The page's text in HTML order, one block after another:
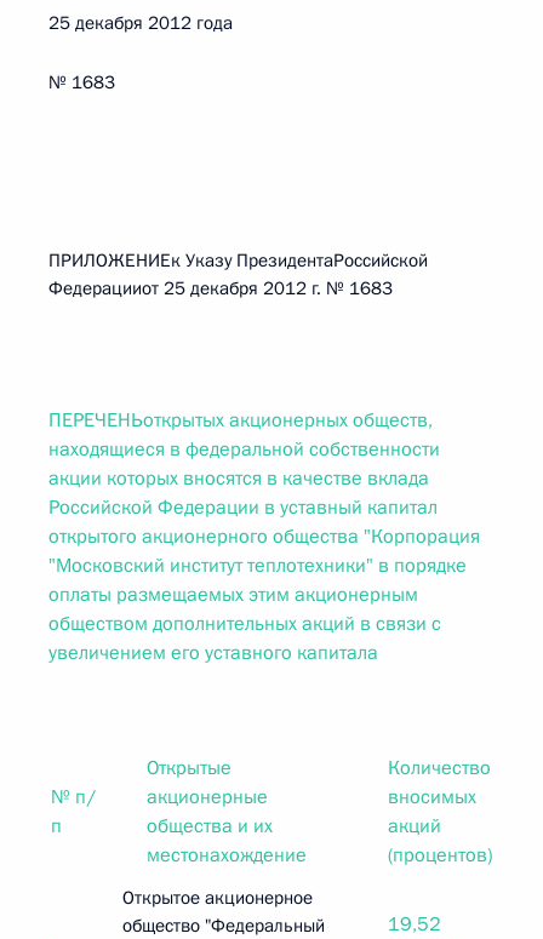
25 декабря 2012 года
№ 1683
ПРИЛОЖЕНИЕк Указу ПрезидентаРоссийской
Федерацииот 25 декабря 2012 г. № 1683
ПЕРЕЧЕНЬоткрытых акционерных обществ,
находящиеся в федеральной собственности
акции которых вносятся в качестве вклада
Российской Федерации в уставный капитал
открытого акционерного общества "Корпорация
"Московский институт теплотехники" в порядке
оплаты размещаемых этим акционерным
обществом дополнительных акций в связи с
увеличением его уставного капитала
№ п/
п
Открытые
акционерные
общества и их
местонахождение
Количество
вносимых
акций
(процентов)
Открытое акционерное
общество "Федеральный
19,52